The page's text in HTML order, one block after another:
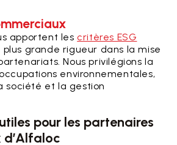
apportent lescritères ESG
grande rigueur dans la mise
Nous privilégions la
environnementales,
société et la gestion
pour les partenaires